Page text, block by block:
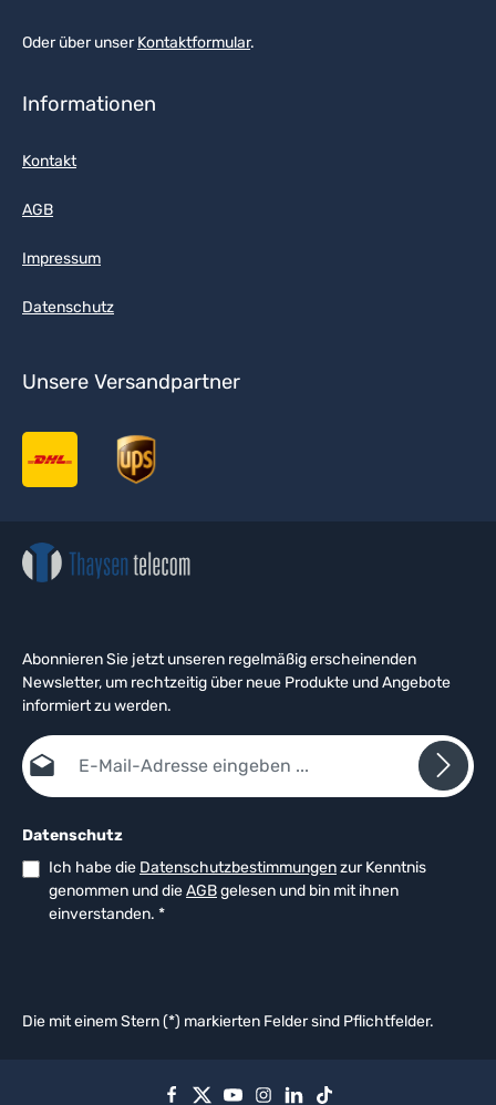
Oder über unserKontaktformular.
Informationen
Kontakt
AGB
Impressum
Datenschutz
Unsere Versandpartner
Abonnieren Sie jetzt unseren regelmäßig erscheinenden
Newsletter, um rechtzeitig über neue Produkte und Angebote
informiert zu werden.
E-Mail-Adresse*
Datenschutz
Ich habe die Datenschutzbestimmungenzur Kenntnis
genommen und dieAGBgelesen und bin mit ihnen
einverstanden. *
Die mit einem Stern (*) markierten Felder sind Pflichtfelder.